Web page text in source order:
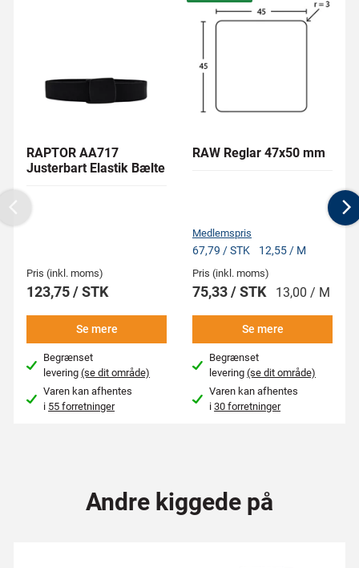
RAPTOR AA717
Justerbart Elastik Bælte
Pris (inkl. moms)
123,75 / STK
Se mere
Begrænset
levering(se dit område)
Varen kan afhentes
i 55 forretninger
RAW Reglar 47x50 mm
Medlemspris
67,79 / STK 12,55 / M
Pris (inkl. moms)
75,33 / STK 13,00 / M
Se mere
Begrænset
levering(se dit område)
Varen kan afhentes
i30 forretninger
Previous
Andre kiggede på